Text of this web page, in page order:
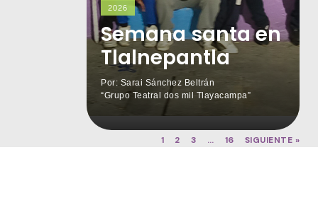
2026
Semana santa en
Tlalnepantla
Por: Sarai Sánchez Beltrán
“Grupo Teatral dos mil Tlayacampa”
1 2 3 … 16 SIGUIENTE »